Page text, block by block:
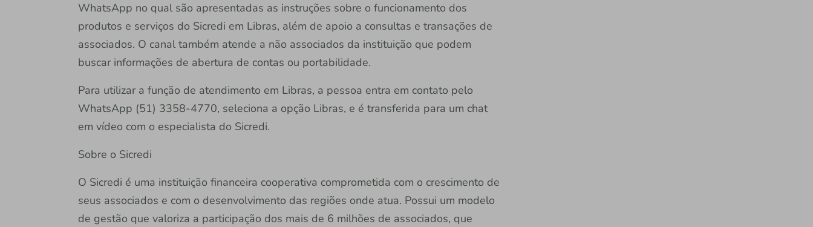
WhatsApp no qual são apresentadas as instruções sobre o funcionamento dos
produtos e serviços do Sicredi em Libras, além de apoio a consultas e transações de
associados. O canal também atende a não associados da instituição que podem
buscar informações de abertura de contas ou portabilidade.
Para utilizar a função de atendimento em Libras, a pessoa entra em contato pelo
WhatsApp (51) 3358-4770, seleciona a opção Libras, e é transferida para um chat
em vídeo com o especialista do Sicredi.
Sobre o Sicredi
O Sicredi é uma instituição financeira cooperativa comprometida com o crescimento de
seus associados e com o desenvolvimento das regiões onde atua. Possui um modelo
de gestão que valoriza a participação dos mais de 6 milhões de associados, que